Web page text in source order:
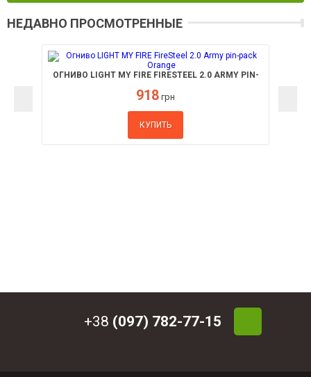
НЕДАВНО ПРОСМОТРЕННЫЕ
ОГНИВО LIGHT MY FIRE FIRESTEEL 2.0 ARMY PIN-
918 грн
КУПИТЬ
+38 (097) 782-77-15